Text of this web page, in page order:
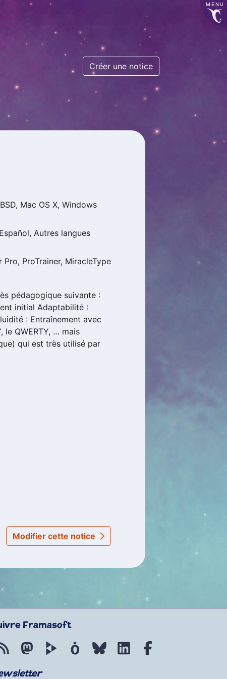
MENU
Créer une notice
Mac OS X, Windows
Autres langues
Pro, ProTrainer, MiracleType
pédagogique suivante :
initial Adaptabilité :
: Entraînement avec
le QWERTY, … mais
qui est très utilisé par
Modifier cette notice
Framasoft
Flux RSS MastodonPeerTube Mobilizon Bluesky LinkedIn